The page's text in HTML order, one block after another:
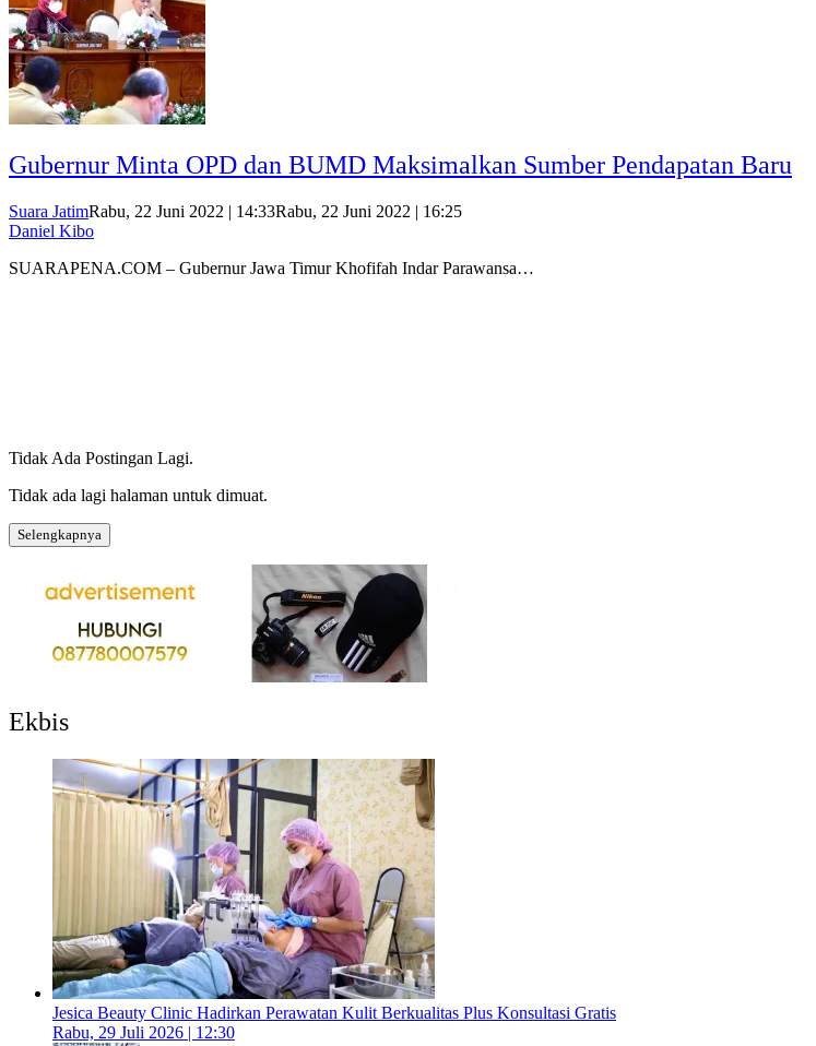
Gubernur Minta OPD dan BUMD Maksimalkan Sumber Pendapatan Baru
Suara JatimRabu, 22 Juni 2022 | 14:33Rabu, 22 Juni 2022 | 16:25
Daniel Kibo
SUARAPENA.COM – Gubernur Jawa Timur Khofifah Indar Parawansa…
Tidak Ada Postingan Lagi.
Tidak ada lagi halaman untuk dimuat.
Selengkapnya
Ekbis
Jesica Beauty Clinic Hadirkan Perawatan Kulit Berkualitas Plus Konsultasi Gratis
Rabu, 29 Juli 2026 | 12:30